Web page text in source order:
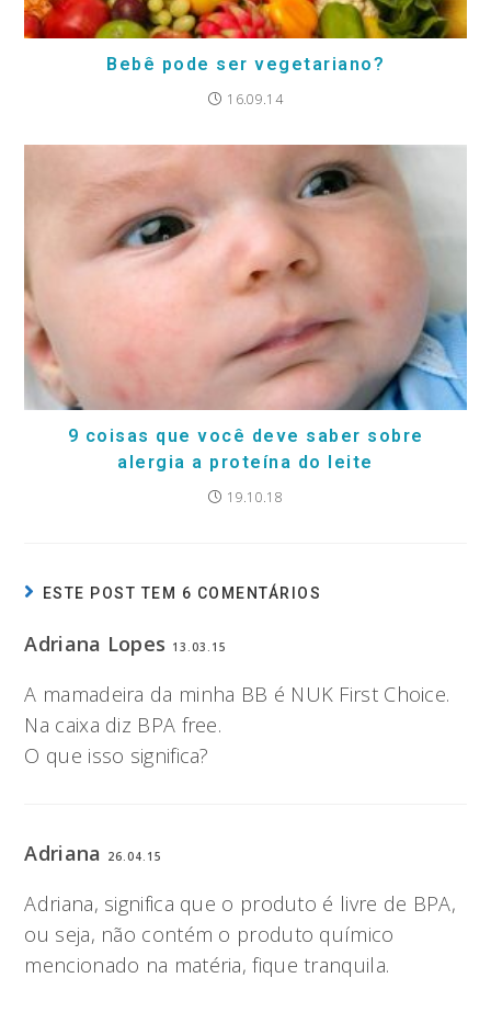
Bebê pode ser vegetariano?
16.09.14
9 coisas que você deve saber sobre
alergia a proteína do leite
19.10.18
ESTE POST TEM 6 COMENTÁRIOS
Adriana Lopes 13.03.15
A mamadeira da minha BB é NUK First Choice.
Na caixa diz BPA free.
O que isso significa?
Adriana 26.04.15
Adriana, significa que o produto é livre de BPA,
ou seja, não contém o produto químico
mencionado na matéria, fique tranquila.